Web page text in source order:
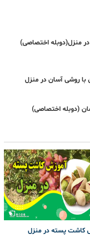
منزل(دوبله اختصاصی)
روشی آسان در منزل
(دوبله اختصاصی)
کاشت پسته در منزل